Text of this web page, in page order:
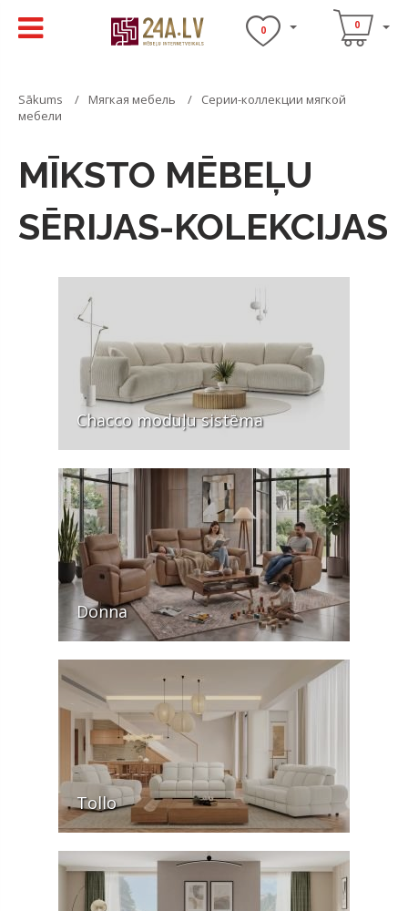
0 0
Sākums Мягкая мебель
Серии-коллекции мягкой
мебели
MĪKSTO MĒBEĻU
SĒRIJAS-KOLEKCIJAS
Chacco moduļu sistēma
Donna
Tollo